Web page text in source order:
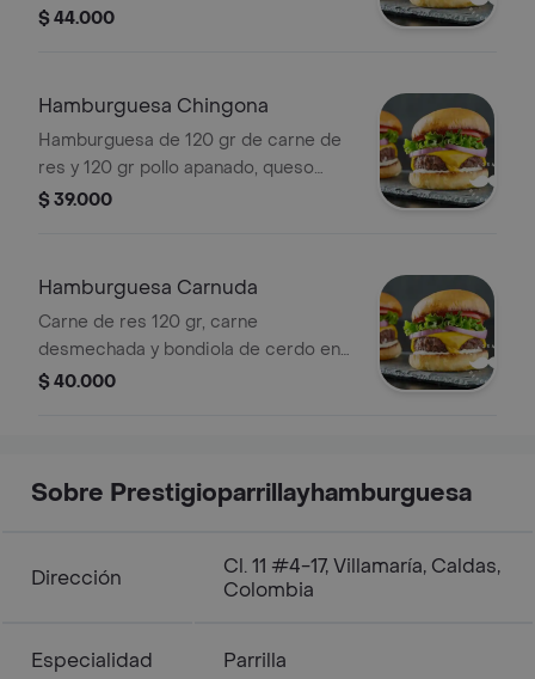
bañada en queso fundido especial
$ 44.000
Hamburguesa Chingona
Hamburguesa de 120 gr de carne de
res y 120 gr pollo apanado, queso
mozzarella, lechuga, tomate, cebolla
francesa.
$ 39.000
Hamburguesa Carnuda
Carne de res 120 gr, carne
desmechada y bondiola de cerdo en
bbq con pan pesto, queso mozzarella,
$ 40.000
Sobre Prestigioparrillayhamburguesa
Dirección
Cl. 11 #4-17, Villamaría, Caldas,
Colombia
Especialidad Parrilla